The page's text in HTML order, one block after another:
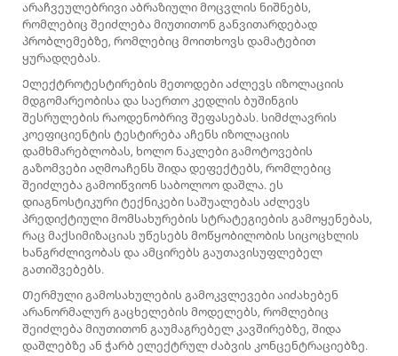
არაჩვეულებრივი აბრაზიული მოცვლის ნიშნებს,
რომლებიც შეიძლება მიუთითონ განვითარდებად
პრობლემებზე, რომლებიც მოითხოვს დამატებით
ყურადღებას.
Ელექტროტესტირების მეთოდები აძლევს იზოლაციის
მდგომარეობისა და საერთო კედლის ბუშინგის
შესრულების რაოდენობრივ შეფასებას. სიმძლავრის
კოეფიციენტის ტესტირება აჩენს იზოლაციის
დამხმარებლობას, ხოლო ნაკლები გამოტოვების
გაზომვები აღმოაჩენს შიდა დეფექტებს, რომლებიც
შეიძლება გამოიწვიონ საბოლოო დაშლა. ეს
დიაგნოსტიკური ტექნიკები საშუალებას აძლევს
პრედიქტიული მომსახურების სტრატეგიების გამოყენებას,
რაც მაქსიმიზაციას უწესებს მოწყობილობის სიცოცხლის
ხანგრძლივობას და ამცირებს გაუთავისუფლებელ
გათიშვებებს.
Თერმული გამოსახულების გამოკვლევები აიძახებენ
არანორმალურ გაცხელების მოდელებს, რომლებიც
შეიძლება მიუთითონ გაუმაგრებელ კავშირებზე, შიდა
დაშლებზე ან ჭარბ ელექტრულ ძაბვის კონცენტრაციებზე.